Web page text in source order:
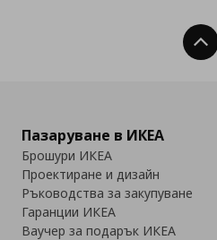
Пазаруване в ИКЕА
Брошури ИКЕА
Проектиране и дизайн
Ръководства за закупуване
Гаранции ИКЕА
Ваучер за подарък ИКЕА